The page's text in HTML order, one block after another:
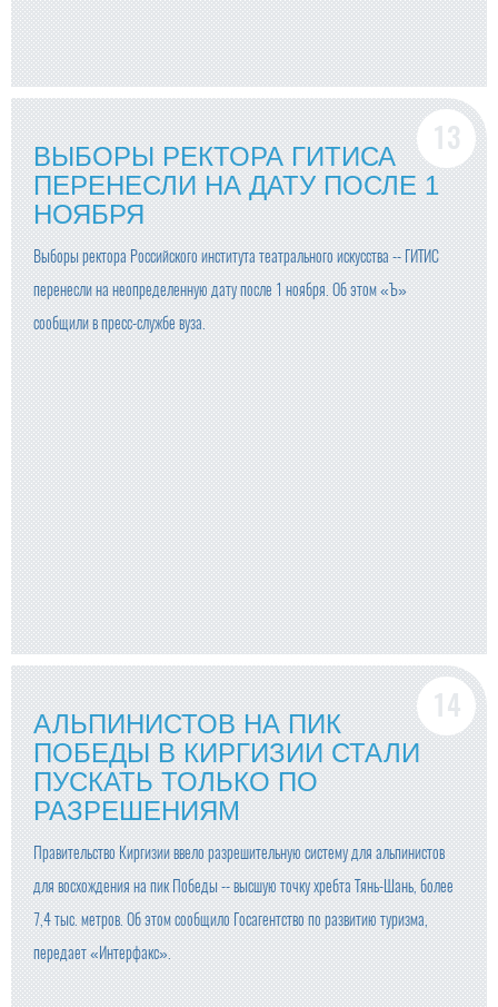
ВЫБОРЫ РЕКТОРА ГИТИСА
ПЕРЕНЕСЛИ НА ДАТУ ПОСЛЕ 1
НОЯБРЯ
Выборы ректора Российского института театрального искусства -- ГИТИС
перенесли на неопределенную дату после 1 ноября. Об этом «Ъ»
сообщили в пресс-службе вуза.
АЛЬПИНИСТОВ НА ПИК
ПОБЕДЫ В КИРГИЗИИ СТАЛИ
ПУСКАТЬ ТОЛЬКО ПО
РАЗРЕШЕНИЯМ
Правительство Киргизии ввело разрешительную систему для альпинистов
для восхождения на пик Победы -- высшую точку хребта Тянь-Шань, более
7,4 тыс. метров. Об этом сообщило Госагентство по развитию туризма,
передает «Интерфакс».